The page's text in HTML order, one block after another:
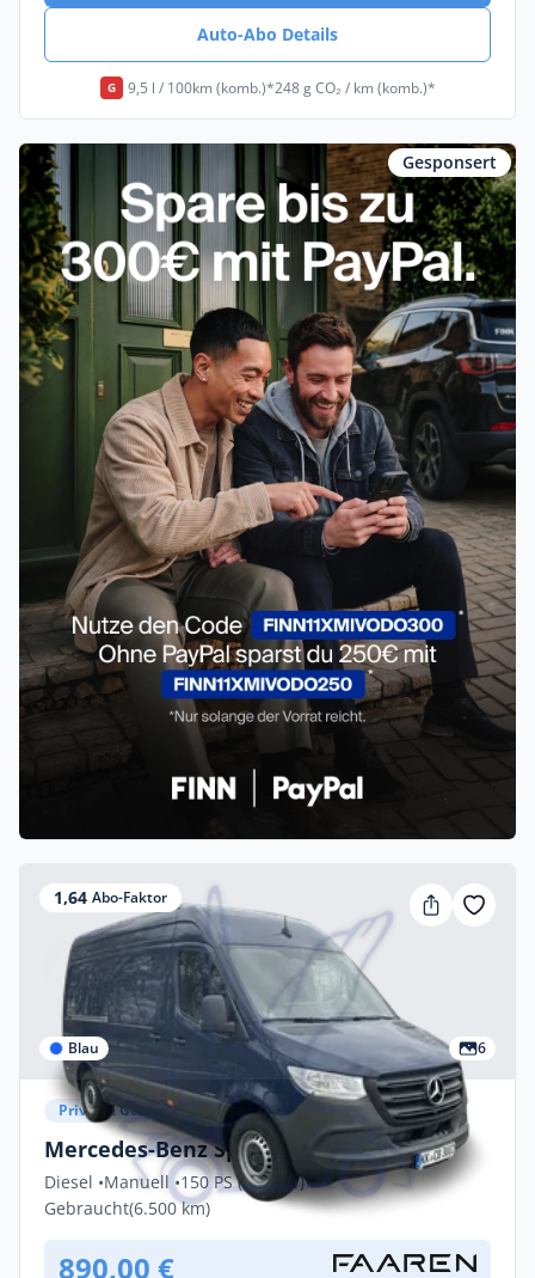
Auto-Abo Details
G 9,5 l / 100km (komb.)*248 g CO₂ / km (komb.)*
Gesponsert
1,64 Abo-Faktor
Blau 6
Privat & Gewerbe
Mercedes-Benz Sprinter L3 H2
Diesel •Manuell •150 PS (110 kW)
Gebraucht(6.500 km)
890,00 €